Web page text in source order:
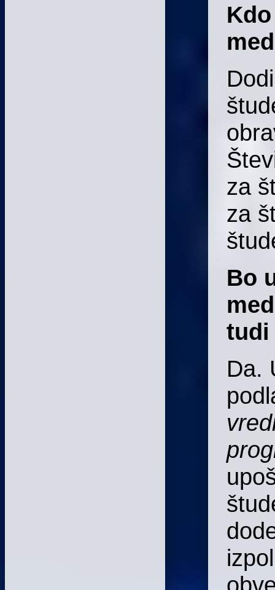
za
za
Bo
tudi
Da.